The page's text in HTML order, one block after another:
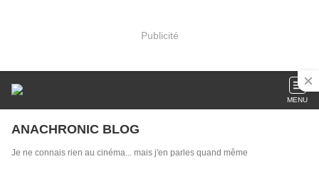
Publicité
MENU
ANACHRONIC BLOG
Je ne connais rien au cinéma... mais j'en parles quand même